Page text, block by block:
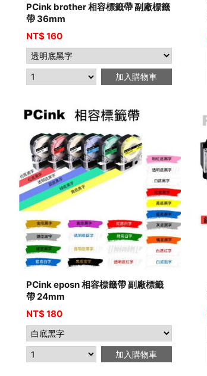
PCink brother 相容標籤帶 副廠標籤
帶 36mm
NT$160
加入購物車
PCink eposn 相容標籤帶 副廠標籤
帶 24mm
NT$180
加入購物車